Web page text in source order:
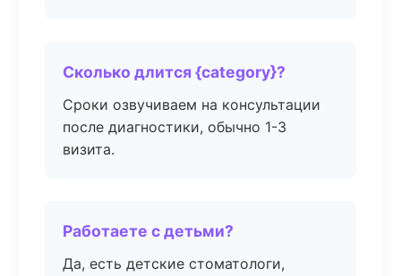
Сколько длится {category}?
Сроки озвучиваем на консультации
после диагностики, обычно 1-3
визита.
Работаете с детьми?
Да, есть детские стоматологи,